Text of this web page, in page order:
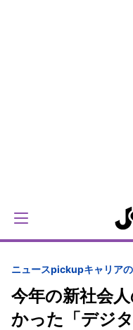
ニュースpickupキャリア
今年の新社会
かった「デジ